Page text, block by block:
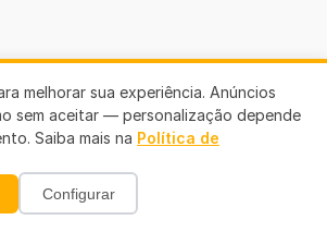
melhorar sua experiência. Anúncios
sem aceitar — personalização depende
Saiba mais na Política de
Configurar